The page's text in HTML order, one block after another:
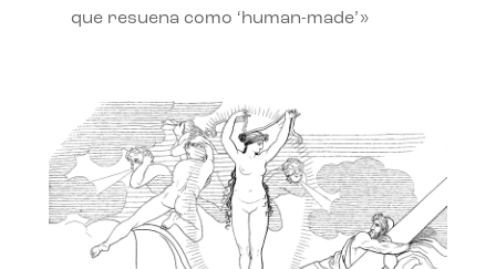
que resuena como ‘human-made’»